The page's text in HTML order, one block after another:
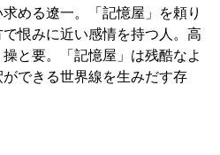
める遼一。「記憶屋」を頼り
恨みに近い感情を持つ人。高
と要。「記憶屋」は残酷なよ
ができる世界線を生みだす存